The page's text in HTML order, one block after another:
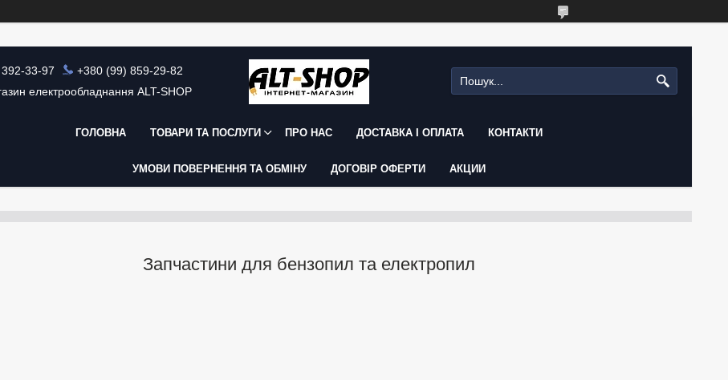
33-97
+380 (99) 859-29-82
електрообладнання ALT-SHOP
ГОЛОВНА ТОВАРИ ТА ПОСЛУГИ ПРО НАС ДОСТАВКА І ОПЛАТА КОНТАКТИ
УМОВИ ПОВЕРНЕННЯ ТА ОБМІНУ ДОГОВІР ОФЕРТИ АКЦИИ
Запчастини для бензопил та електропил